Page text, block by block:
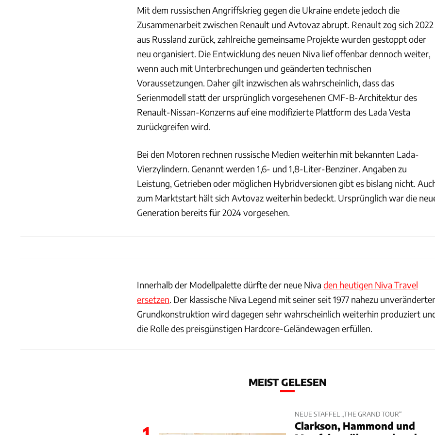
Mit dem russischen Angriffskrieg gegen die Ukraine endete jedoch die
Zusammenarbeit zwischen Renault und Avtovaz abrupt. Renault zog sich 2022
aus Russland zurück, zahlreiche gemeinsame Projekte wurden gestoppt oder
neu organisiert. Die Entwicklung des neuen Niva lief offenbar dennoch weiter,
wenn auch mit Unterbrechungen und geänderten technischen
Voraussetzungen. Daher gilt inzwischen als wahrscheinlich, dass das
Serienmodell statt der ursprünglich vorgesehenen CMF-B-Architektur des
Renault-Nissan-Konzerns auf eine modifizierte Plattform des Lada Vesta
zurückgreifen wird.
Bei den Motoren rechnen russische Medien weiterhin mit bekannten Lada-
Vierzylindern. Genannt werden 1,6- und 1,8-Liter-Benziner. Angaben zu
Leistung, Getrieben oder möglichen Hybridversionen gibt es bislang nicht.
zum Marktstart hält sich Avtovaz weiterhin bedeckt. Ursprünglich war die
Generation bereits für 2024 vorgesehen.
Innerhalb der Modellpalette dürfte der neue Niva den heutigen Niva Travel
ersetzen. Der klassische Niva Legend mit seiner seit 1977 nahezu
Grundkonstruktion wird dagegen sehr wahrscheinlich weiterhin produziert
die Rolle des preisgünstigen Hardcore-Geländewagen erfüllen.
MEIST GELESEN
NEUE STAFFEL „THE GRAND TOUR“
Clarkson, Hammond und